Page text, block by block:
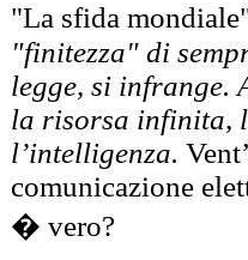
"La sfida
"finitezza" di
legge, si infrange.
la risorsa infinita,
l’intelligenza.
comunicazione
� vero?